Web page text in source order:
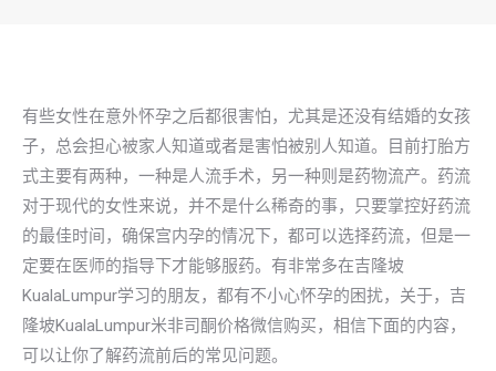
有些女性在意外怀孕之后都很害怕，尤其是还没有结婚的女孩
子，总会担心被家人知道或者是害怕被别人知道。目前打胎方
式主要有两种，一种是人流手术，另一种则是药物流产。药流
对于现代的女性来说，并不是什么稀奇的事，只要掌控好药流
的最佳时间，确保宫内孕的情况下，都可以选择药流，但是一
定要在医师的指导下才能够服药。有非常多在吉隆坡
KualaLumpur学习的朋友，都有不小心怀孕的困扰，关于，吉
隆坡KualaLumpur米非司酮价格微信购买，相信下面的内容，
可以让你了解药流前后的常见问题。